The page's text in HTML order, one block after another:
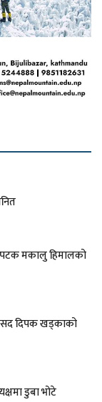
पटक मकालु हिमालको
दिपक खड्काको
डुबा भोटे